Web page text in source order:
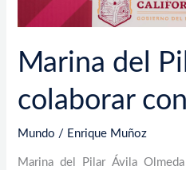
Marina del
colaborar
Mundo / Enrique Muñoz
Marina del Pilar Ávila